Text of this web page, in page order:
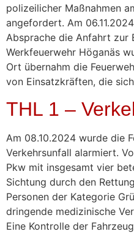
polizeilicher Maßnahmen
angefordert. Am
Absprache die Anfahrt zur
Werkfeuerwehr Höganäs
Ort übernahm die
von Einsatzkräften, die
THL 1 –
Am 08.10.2024 wurde die
Verkehrsunfall alarmiert.
Pkw mit insgesamt vier
Sichtung durch den
Personen der Kategorie
dringende medizinische
Eine Kontrolle der